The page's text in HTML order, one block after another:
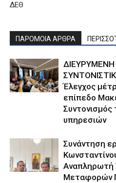
ΔΕΘ
ΠΑΡΟΜΟΙΑ ΑΡΘΡΑ
ΔΙΕΥΡΥΜΕΝΗ
Έλεγχος
επίπεδο
υπηρεσιών
Συνάντηση
Αναπληρωτή
Μεταφορών